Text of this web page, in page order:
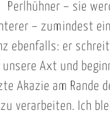
Perlhühner – sie
– zumindest
ebenfalls: er
Axt und
Akazie am Rande
verarbeiten. Ich